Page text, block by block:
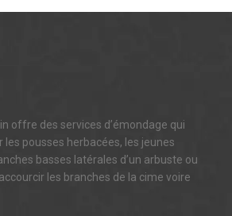
offre des services d’émondage qui
pousses herbacées, les jeunes
basses latérales d’un arbuste ou
les branches de la cime voire